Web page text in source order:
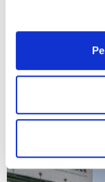
Seguimos
negocio